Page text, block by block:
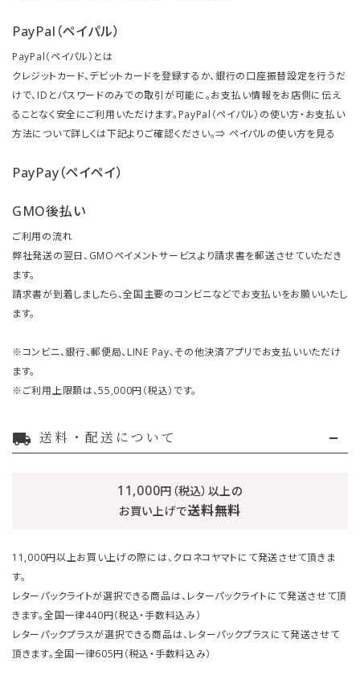
PayPal（ペイパル）
PayPal（ペイパル）とは
クレジットカード、デビットカードを登録するか、銀行の口座振替設定を行うだ
けで、IDとパスワードのみでの取引が可能に。お支払い情報をお店側に伝え
ることなく安全にご利用いただけます。PayPal（ペイパル）の使い方・お支払い
方法について詳しくは下記よりご確認ください。⇒ ペイパルの使い方を見る
PayPay（ペイペイ）
GMO後払い
ご利用の流れ
弊社発送の翌日、GMOペイメントサービスより請求書を郵送させていただき
ます。
請求書が到着しましたら、全国主要のコンビニなどでお支払いをお願いいたし
ます。
※コンビニ、銀行、郵便局、LINE Pay、その他決済アプリでお支払いいただけ
ます。
※ご利用上限額は、55,000円（税込）です。
local_shipping 送料・配送について
11,000円（税込）以上の
お買い上げで送料無料
11,000円以上お買い上げの際には、クロネコヤマトにて発送させて頂きま
す。
レターパックライトが選択できる商品は、レターパックライトにて発送させて頂
きます。全国一律440円（税込・手数料込み）
レターパックプラスが選択できる商品は、レターパックプラスにて発送させて
頂きます。全国一律605円（税込・手数料込み）